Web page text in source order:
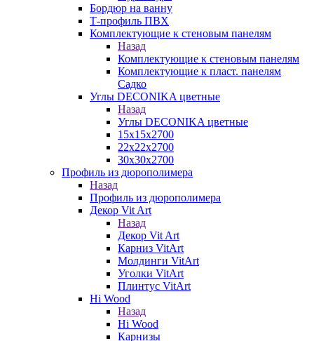
Бордюр на ванну
Т-профиль ПВХ
Комплектующие к стеновым панелям
Назад
Комплектующие к стеновым панелям
Комплектующие к пласт. панелям
Садко
Углы DECONIKA цветные
Назад
Углы DECONIKA цветные
15х15х2700
22х22х2700
30х30х2700
Профиль из дюрополимера
Назад
Профиль из дюрополимера
Декор Vit Art
Назад
Декор Vit Art
Карниз VitArt
Молдинги VitArt
Уголки VitArt
Плинтус VitArt
Hi Wood
Назад
Hi Wood
Карнизы